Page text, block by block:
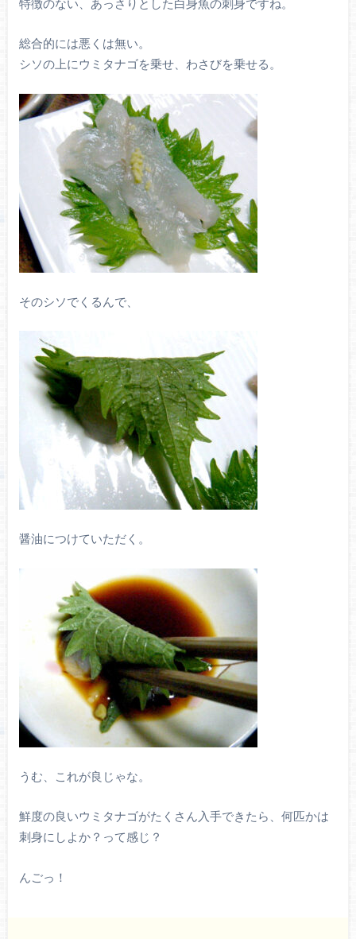
総合的には悪くは無い。
シソの上にウミタナゴを乗せ、わさびを乗せる。
そのシソでくるんで、
醤油につけていただく。
うむ、これが良じゃな。
鮮度の良いウミタナゴがたくさん入手できたら、何匹かは
刺身にしよか？って感じ？
んごっ！